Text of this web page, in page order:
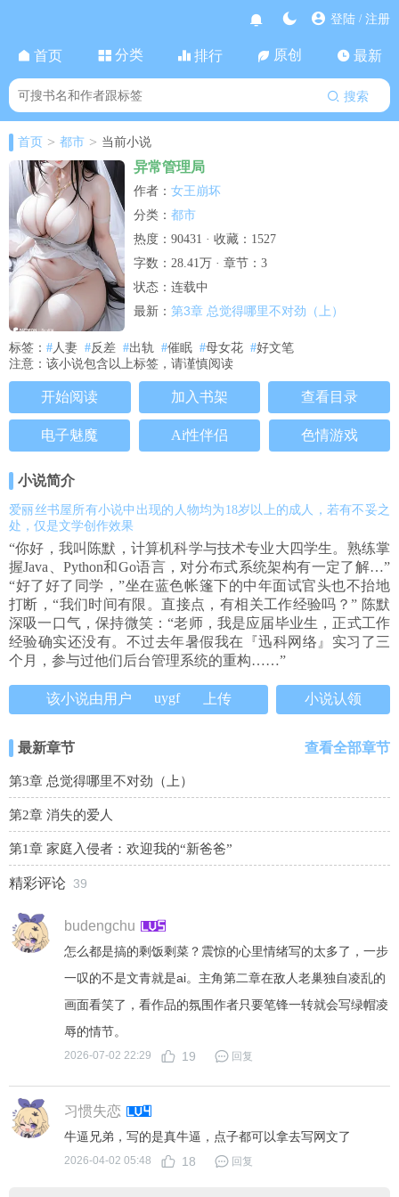
登陆 / 注册
首页 分类 排行 原创 最新
搜索
首页 > 都市 > 当前小说
异常管理局
作者： 女王崩坏
分类： 都市
热度：90431 · 收藏：1527
字数：28.41万 · 章节：3
状态：连载中
最新： 第3章 总觉得哪里不对劲（上）
标签： # 人妻 #反差 #出轨 #催眠 #母女花 #好文笔
注意：该小说包含以上标签，请谨慎阅读
开始阅读 加入书架 查看目录
电子魅魔 Ai性伴侣 色情游戏
小说简介
爱丽丝书屋所有小说中出现的人物均为18岁以上的成人，若有不妥之
处，仅是文学创作效果
“你好，我叫陈默，计算机科学与技术专业大四学生。熟练掌
握Java、Python和Go语言，对分布式系统架构有一定了解…”
“好了好了同学，”坐在蓝色帐篷下的中年面试官头也不抬地
打断，“我们时间有限。直接点，有相关工作经验吗？” 陈默
深吸一口气，保持微笑：“老师，我是应届毕业生，正式工作
经验确实还没有。不过去年暑假我在『迅科网络』实习了三
个月，参与过他们后台管理系统的重构……”
该小说由用户 uygf 上传 小说认领
最新章节 查看全部章节
第3章 总觉得哪里不对劲（上）
第2章 消失的爱人
第1章 家庭入侵者：欢迎我的“新爸爸”